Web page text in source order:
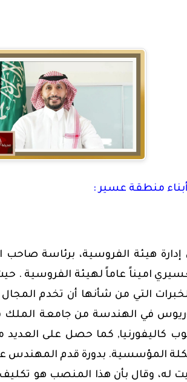
أبناء منطقة عسير :
هيئة الفروسية، برئاسة صاحب
اميناً عاماً لهيئة الفروسية .
التي من شأنها أن تخدم
في الهندسة من جامعة الملك
كاليفورنيا, كما حصل على
المؤسسية. بدورة قدم المهندس
له، وقال بأن هذا المنصب هو